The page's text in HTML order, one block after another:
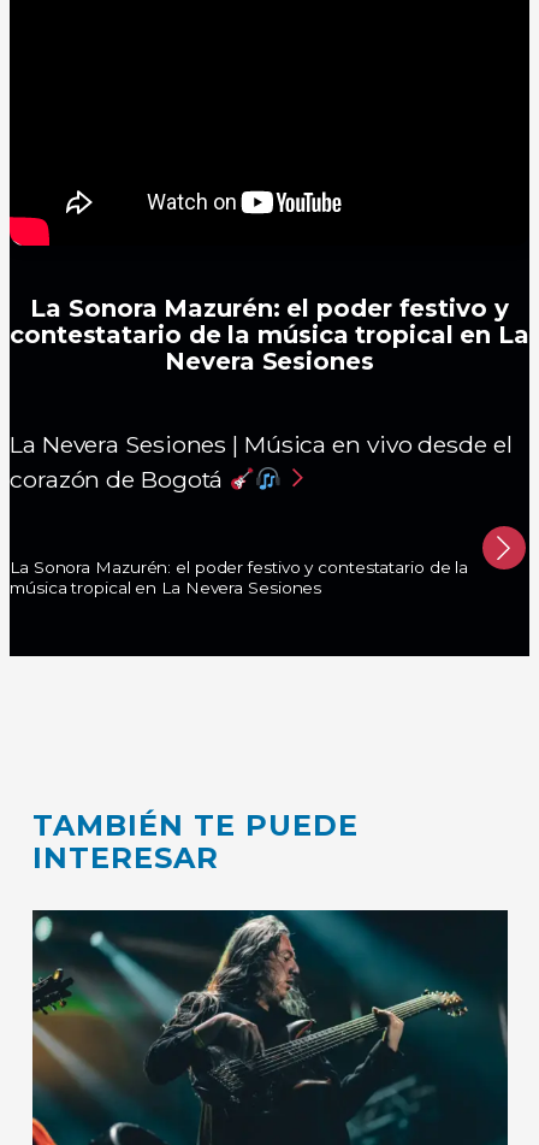
La Sonora Mazurén: el poder festivo y
contestatario de la música tropical en La
Nevera Sesiones
La Nevera Sesiones | Música en vivo desde el
corazón de Bogotá
La Sonora Mazurén: el poder festivo y contestatario de la
música tropical en La Nevera Sesiones
TAMBIÉN TE PUEDE
INTERESAR